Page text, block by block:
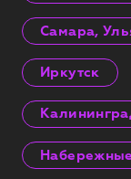
Самара,
Иркутск